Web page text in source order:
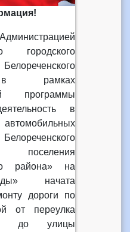
городского
рамках
программы
в
поселения
района» на
начата
дороги по
от переулка
до улицы